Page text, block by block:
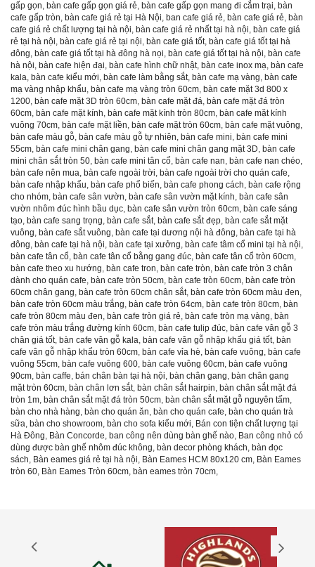
gấp gọn, bàn cafe gấp gọn giá rẻ, bàn cafe gấp gọn mang đi cắm trại, bàn
cafe gấp tròn, bàn cafe giá rẻ tại Hà Nội, ban cafe giá rẻ, bàn cafe giá rẻ, bàn
cafe giá rẻ chất lượng tại hà nội, bàn cafe giá rẻ nhất tại hà nội, bàn cafe giá
rẻ tại hà nội, bàn cafe giá rẻ tại nội, bàn cafe giá tốt, bàn cafe giá tốt tại hà
đông, bàn cafe giá tốt tại hà đông hà nọi, bàn cafe giá tốt tại hà nội, bàn cafe
hà nội, bàn cafe hiện đại, bàn cafe hình chữ nhật, bàn cafe inox mạ, bàn cafe
kala, bàn cafe kiểu mới, bàn cafe làm bằng sắt, bàn cafe mạ vàng, bàn cafe
mạ vàng nhập khẩu, bàn cafe mạ vàng tròn 60cm, bàn cafe mặt 3d 800 x
1200, bàn cafe mặt 3D tròn 60cm, bàn cafe mặt đá, bàn cafe mặt đá tròn
60cm, bàn cafe mặt kính, bàn cafe mặt kính tròn 80cm, bàn cafe mặt kính
vuông 70cm, bàn cafe mặt liền, bàn cafe mặt tròn 60cm, bàn cafe mặt vuông,
bàn cafe màu gỗ, bàn cafe màu gỗ tự nhiên, bàn cafe mini, bàn cafe mini
55cm, bàn cafe mini chân gang, bàn cafe mini chân gang mặt 3D, bàn cafe
mini chân sắt tròn 50, bàn cafe mini tân cổ, bàn cafe nan, bàn cafe nan chéo,
bàn cafe nên mua, bàn cafe ngoài trời, bàn cafe ngoài trời cho quán cafe,
bàn cafe nhập khẩu, bàn cafe phổ biến, bàn cafe phong cách, bàn cafe rộng
cho nhóm, bàn cafe sân vườn, bàn cafe sân vườn mặt kính, bàn cafe sân
vườn nhôm đúc hình bầu dục, bàn cafe sân vườn tròn 60cm, bàn cafe sáng
tạo, bàn cafe sang trọng, bàn cafe sắt, bàn cafe sắt đẹp, bàn cafe sắt mặt
vuông, bàn cafe sắt vuông, bàn cafe tại dương nội hà đông, bàn cafe tại hà
đông, bàn cafe tại hà nội, bàn cafe tại xưởng, bàn cafe tâm cổ mini tại hà nội,
bàn cafe tân cổ, bàn cafe tân cổ bằng gang đúc, bàn cafe tân cổ tròn 60cm,
bàn cafe theo xu hướng, bàn cafe tron, bàn cafe tròn, bàn cafe tròn 3 chân
dành cho quán cafe, bàn cafe tròn 50cm, bàn cafe tròn 60cm, bàn cafe tròn
60cm chân gang, bàn cafe tròn 60cm chân sắt, bàn cafe tròn 60cm màu đen,
bàn cafe tròn 60cm màu trắng, bàn cafe tròn 64cm, bàn cafe tròn 80cm, bàn
cafe tròn 80cm màu đen, bàn cafe tròn giá rẻ, bàn cafe tròn mạ vàng, bàn
cafe tròn màu trắng đường kính 60cm, bàn cafe tulip đúc, bàn cafe vân gỗ 3
chân giá tốt, bàn cafe vân gỗ kala, bàn cafe vân gỗ nhập khẩu giá tốt, bàn
cafe vân gỗ nhập khẩu tròn 60cm, bàn cafe vỉa hè, bàn cafe vuông, bàn cafe
vuông 55cm, bàn cafe vuông 600, bàn cafe vuông 60cm, bàn cafe vuông
90cm, bàn caffe, bán chân bàn tại hà nội, bàn chân gang, bàn chân gang
mặt tròn 60cm, bàn chân lơn sắt, bàn chân sắt hairpin, bàn chân sắt mặt đá
tròn 1m, bàn chân sắt mặt đá tròn 50cm, bàn chân sắt mặt gỗ nguyên tấm,
bàn cho nhà hàng, bàn cho quán ăn, bàn cho quán cafe, bàn cho quán trà
sữa, bàn cho showroom, bàn cho sofa kiểu mới, Bán con tiện chất lượng tại
Hà Đông, Bàn Concorde, ban công nên dùng bàn ghế nào, Ban công nhỏ có
dùng được bàn ghế nhôm đúc không, bàn decor phòng khách, bàn đọc
sách, Bàn eames giá rẻ tại hà nội, Bàn Eames HCM 80x120 cm, Bàn Eames
tròn 60, Bàn Eames Tròn 60cm, bàn eames tròn 70cm,